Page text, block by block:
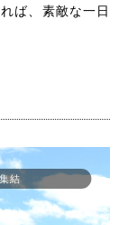
ば、素敵な一日
結